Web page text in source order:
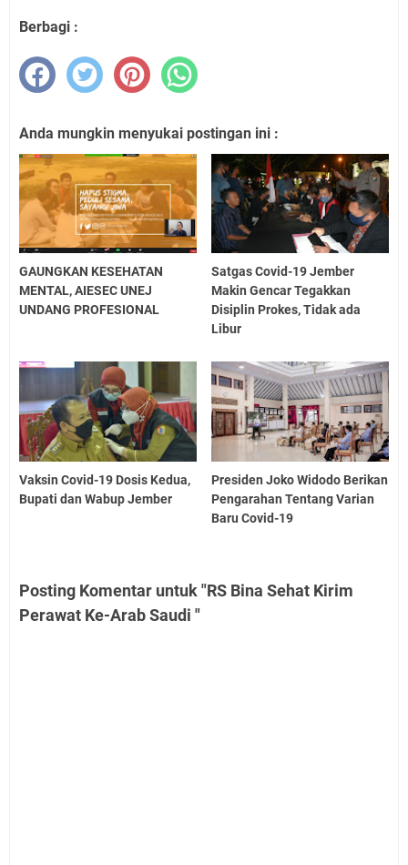
Berbagi :
Anda mungkin menyukai postingan ini :
GAUNGKAN KESEHATAN
MENTAL, AIESEC UNEJ
UNDANG PROFESIONAL
Satgas Covid-19 Jember
Makin Gencar Tegakkan
Disiplin Prokes, Tidak ada
Libur
Vaksin Covid-19 Dosis Kedua,
Bupati dan Wabup Jember
Presiden Joko Widodo Berikan
Pengarahan Tentang Varian
Baru Covid-19
Posting Komentar untuk "RS Bina Sehat Kirim
Perawat Ke-Arab Saudi "